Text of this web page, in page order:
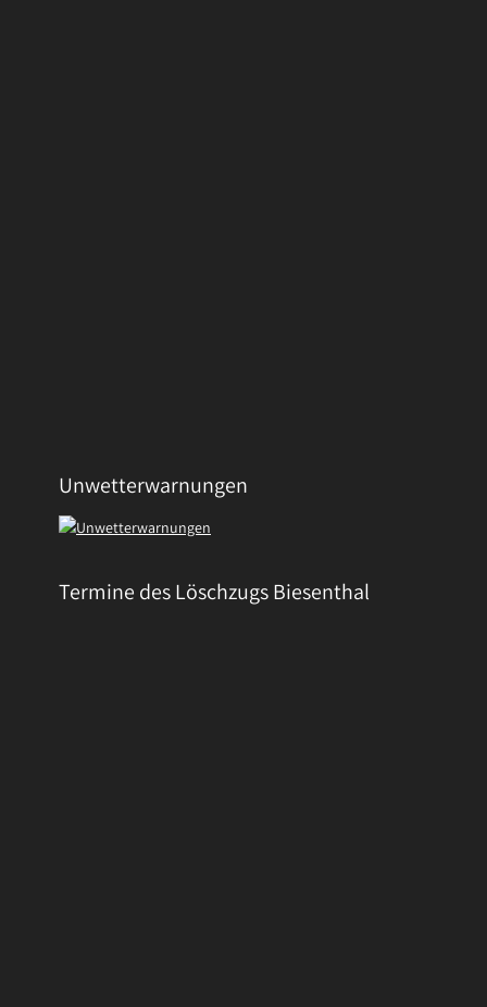
Unwetterwarnungen
Termine des Löschzugs Biesenthal